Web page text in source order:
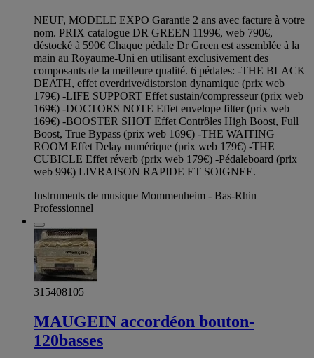
NEUF, MODELE EXPO Garantie 2 ans avec facture à votre
nom. PRIX catalogue DR GREEN 1199€, web 790€,
déstocké à 590€ Chaque pédale Dr Green est assemblée à la
main au Royaume-Uni en utilisant exclusivement des
composants de la meilleure qualité. 6 pédales: -THE BLACK
DEATH, effet overdrive/distorsion dynamique (prix web
179€) -LIFE SUPPORT Effet sustain/compresseur (prix web
169€) -DOCTORS NOTE Effet envelope filter (prix web
169€) -BOOSTER SHOT Effet Contrôles High Boost, Full
Boost, True Bypass (prix web 169€) -THE WAITING
ROOM Effet Delay numérique (prix web 179€) -THE
CUBICLE Effet réverb (prix web 179€) -Pédaleboard (prix
web 99€) LIVRAISON RAPIDE ET SOIGNEE.
Instruments de musique Mommenheim - Bas-Rhin
Professionnel
315408105
MAUGEIN accordéon bouton-
120basses